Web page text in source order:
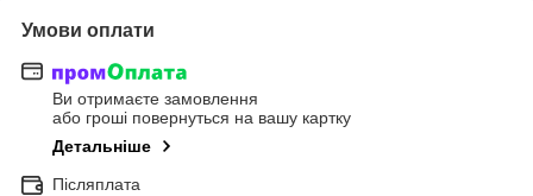
Умови оплати
Ви отримаєте замовлення
або гроші повернуться на вашу картку
Детальніше
Післяплата